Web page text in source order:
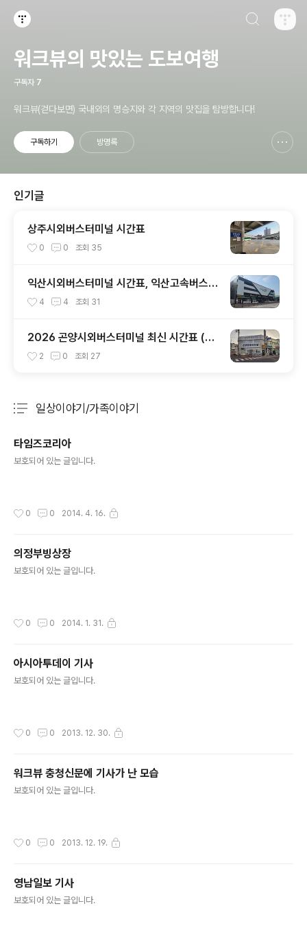
워크뷰의 맛있는 도보여행
구독자 7
워크뷰(걷다보면) 국내외의 명승지와 각 지역의 맛집을 탐방합니다!
구독하기 방명록
인기글
상주시외버스터미널 시간표
0 0 조회 35
익산시외버스터미널 시간표, 익산고속버스터
미널 시간표
4 4 조회 31
2026 곤양시외버스터미널 최신 시간표 (부
산 사상, 진주, 하동 완벽 정리)
2 0 조회 27
일상이야기/가족이야기
타임즈코리아
보호되어 있는 글입니다.
0 0 2014. 4. 16.
의정부빙상장
보호되어 있는 글입니다.
0 0 2014. 1. 31.
아시아투데이 기사
보호되어 있는 글입니다.
0 0 2013. 12. 30.
워크뷰 충청신문에 기사가 난 모습
보호되어 있는 글입니다.
0 0 2013. 12. 19.
영남일보 기사
보호되어 있는 글입니다.